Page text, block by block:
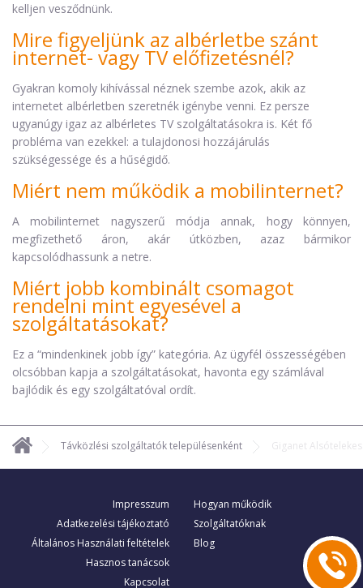
kelljen vesződnünk.
Mire figyeljünk az albérletbe szánt
internet- vagy TV előfizetésnél?
Gyakran komoly kihívással néznek szembe azok, akik az
internetet albérletben szeretnék igénybe venni. Ez persze
ugyanúgy igaz az albérletes TV szolgáltatásokra is. Két fő
probléma van ezekkel: a tulajdonosi hozzájárulás
szükségessége és a hűségidő.
Miért nem működik a mobilinternet?
A mobilinternet nagyszerű módja annak, hogy könnyen,
megfizethető áron, akár útközben, azaz bármikor
kapcsolódhassunk a netre.
Miért jobb kombinált csomagot
rendelni mint egyesével a
szolgáltatásokat?
Ez a “mindenkinek jobb így” kategória. Az ügyfél összességében
olcsóbban kapja a szolgáltatásokat, havonta egy számlával
bajlódik és egy szolgáltatóval ordít.
Távközlési szolgáltatók településenként Giganet Alsótelekes
Impresszum
Adatkezelési tájékoztató
Általános Használati feltételek
Hasznos tanácsok
Kapcsolat
Hogyan működik
Szolgáltatóknak
Blog